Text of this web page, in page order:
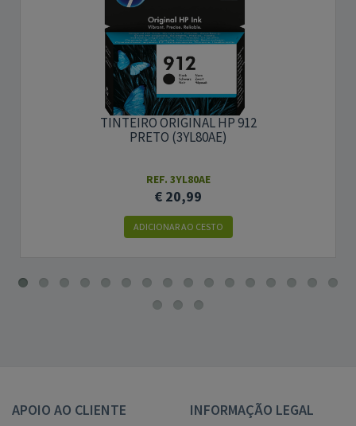
TINTEIRO ORIGINAL HP 912
PRETO (3YL80AE)
REF. 3YL80AE
€ 20,99
ADICIONAR AO CESTO
APOIO AO CLIENTE INFORMAÇÃO LEGAL